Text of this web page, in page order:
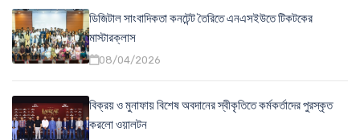
ডিজিটাল সাংবাদিকতা কনটেন্ট তৈরিতে এনএসইউতে টিকটকের
মাস্টারক্লাস
08/04/2026
বিক্রয় ও মুনাফায় বিশেষ অবদানের স্বীকৃতিতে কর্মকর্তাদের পুরস্কৃত
করলো ওয়ালটন